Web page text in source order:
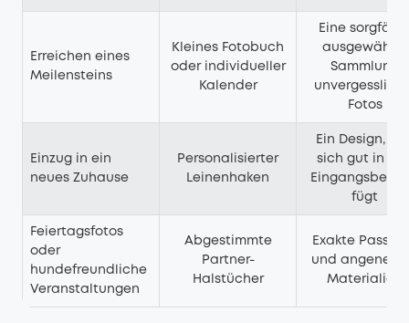
Erreichen eines
Meilensteins
Kleines Fotobuch
oder individueller
Kalender
Eine
ausgewählte
Sammlung
Fotos
Einzug in ein
neues Zuhause
Personalisierter
Leinenhaken
Ein Design,
sich gut in
fügt
Feiertagsfotos
oder
hundefreundliche
Veranstaltungen
Abgestimmte
Partner-
Halstücher
Exakte
und
Materialien